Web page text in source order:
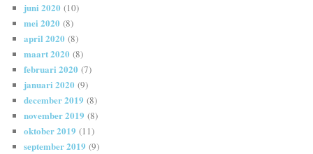
juni 2020 (10)
mei 2020 (8)
april 2020 (8)
maart 2020 (8)
februari 2020 (7)
januari 2020 (9)
december 2019 (8)
november 2019 (8)
oktober 2019 (11)
september 2019 (9)